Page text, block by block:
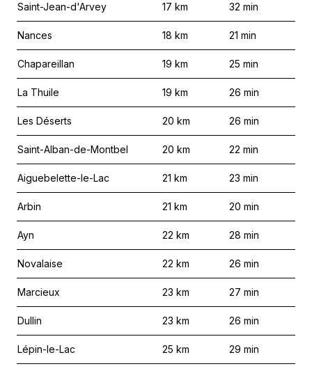
Saint-Jean-d'Arvey 17 km 32 min
Nances 18 km 21 min
Chapareillan 19 km 25 min
La Thuile 19 km 26 min
Les Déserts 20 km 26 min
Saint-Alban-de-Montbel 20 km 22 min
Aiguebelette-le-Lac 21 km 23 min
Arbin 21 km 20 min
Ayn 22 km 28 min
Novalaise 22 km 26 min
Marcieux 23 km 27 min
Dullin 23 km 26 min
Lépin-le-Lac 25 km 29 min